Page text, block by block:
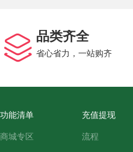
品类齐全
省心省力，一站购齐
功能清单
商城专区
充值提现
流程